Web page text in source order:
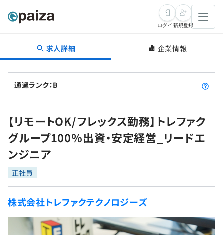
転職・キャリア
転職成功ガイド
転職エージェント
インタビュー
転職成功ガイド
新卒就活
求人検索
本選考
インターン
新卒エージェント
イベント・セミナー
学習
問題集
4択課題
ナレッジ
プログラミング言語
評価結果一覧
ゲーム・マンガ
Tech Team Journal
paizaとは？
ログイン新規登録
求人詳細 企業情報
通過ランク：B
【リモートOK/フレックス勤務】トレファク
グループ100％出資・安定経営_リードエ
ンジニア
正社員
株式会社トレファクテクノロジーズ